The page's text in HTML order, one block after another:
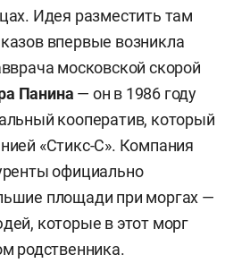
Идея разместить там
впервые возникла
московской скорой
Панина — он в 1986 году
кооператив, который
«Стикс-С». Компания
официально
площади при моргах —
которые в этот морг
родственника.